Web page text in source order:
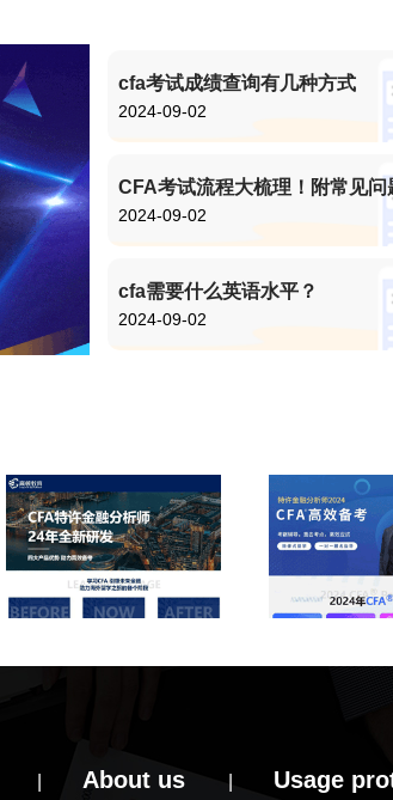
cfa考试成绩查询有几种方式
2024-09-02
CFA考试流程大梳理！附常见问
2024-09-02
cfa需要什么英语水平？
2024-09-02
About us Usage